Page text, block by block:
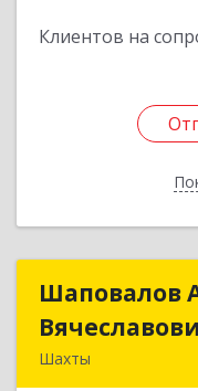
Клиентов на
Шаповалов
Шахты